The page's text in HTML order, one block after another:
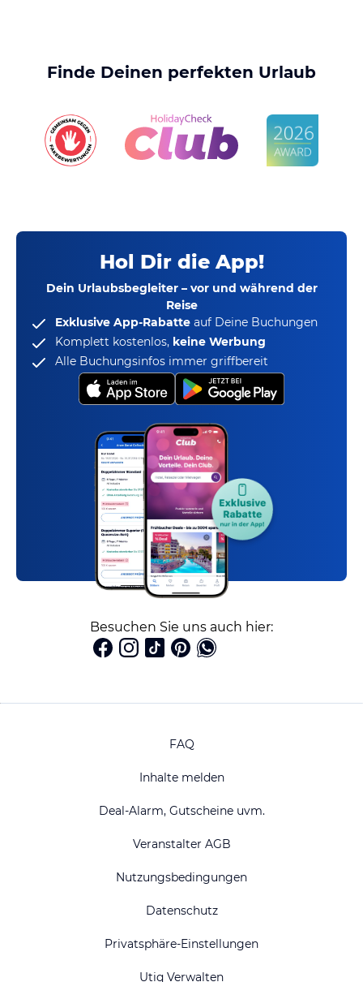
Finde Deinen perfekten Urlaub
Hol Dir die App!
Dein Urlaubsbegleiter – vor und während der
Reise
Exklusive App-Rabatte auf Deine Buchungen
Komplett kostenlos, keine Werbung
Alle Buchungsinfos immer griffbereit
Besuchen Sie uns auch hier:
FAQ
Inhalte melden
Deal-Alarm, Gutscheine uvm.
Veranstalter AGB
Nutzungsbedingungen
Datenschutz
Privatsphäre-Einstellungen
Utiq Verwalten